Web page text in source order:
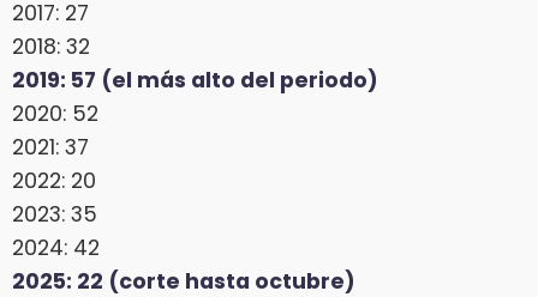
2017: 27
2018: 32
2019: 57 (el más alto del periodo)
2020: 52
2021: 37
2022: 20
2023: 35
2024: 42
2025: 22 (corte hasta octubre)